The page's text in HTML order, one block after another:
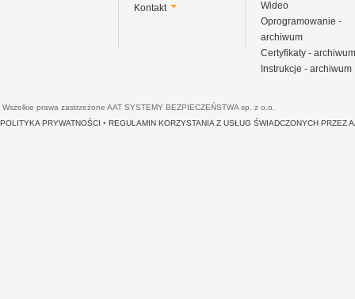
Kontakt
Wideo
Oprogramowanie -
archiwum
Certyfikaty - archiwum
Instrukcje - archiwum
Wszelkie prawa zastrzeżone AAT SYSTEMY BEZPIECZEŃSTWA sp. z o.o.
POLITYKA PRYWATNOŚCI • REGULAMIN KORZYSTANIA Z USŁUG ŚWIADCZONYCH PRZEZ